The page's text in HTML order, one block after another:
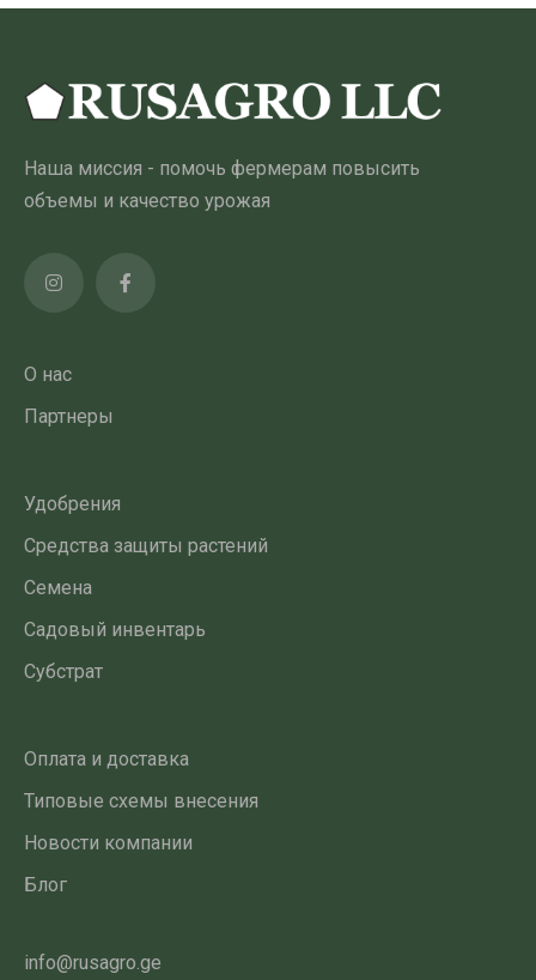
можно
выбрать
странице
товара
Наша миссия - помочь фермерам повысить
объемы и качество урожая
О нас
Партнеры
Удобрения
Средства защиты растений
Семена
Садовый инвентарь
Субстрат
Оплата и доставка
Типовые схемы внесения
Новости компании
Блог
info@rusagro.ge